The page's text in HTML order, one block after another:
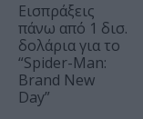
Εισπράξεις
πάνω από 1 δισ.
δολάρια για το
“Spider-Man:
Brand New
Day”